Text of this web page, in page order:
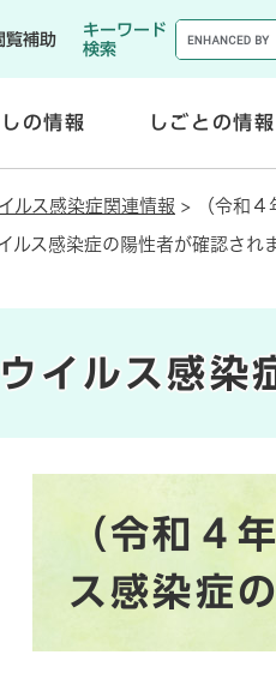
メニューを
覧補助
キーワード
検索
の情報 しごとの情報
く
ルス感染症関連情報 > （令和
ルス感染症の陽性者が確認され
イルス感染
（令和４
ス感染症